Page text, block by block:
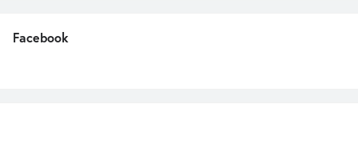
Facebook